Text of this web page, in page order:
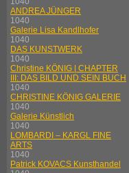
ANDREA JÜNGER
1040
Galerie Lisa Kandlhofer
1040
DAS KUNSTWERK
1040
Christine KÖNIG | CHAPTER
III: DAS BILD UND SEIN BUCH
1040
CHRISTINE KÖNIG GALERIE
1040
Galerie Künstlich
1040
LOMBARDI – KARGL FINE
ARTS
1040
Patrick KOVACS Kunsthandel